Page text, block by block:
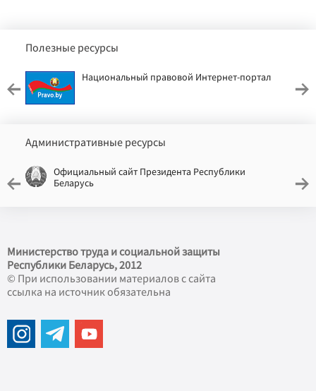
Полезные ресурсы
Национальный правовой Интернет-портал
Административные ресурсы
Официальный сайт Президента Республики
Беларусь
Министерство труда и социальной защиты
Республики Беларусь, 2012
© При использовании материалов с сайта
ссылка на источник обязательна